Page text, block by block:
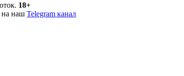
18+
на наш Telegram канал